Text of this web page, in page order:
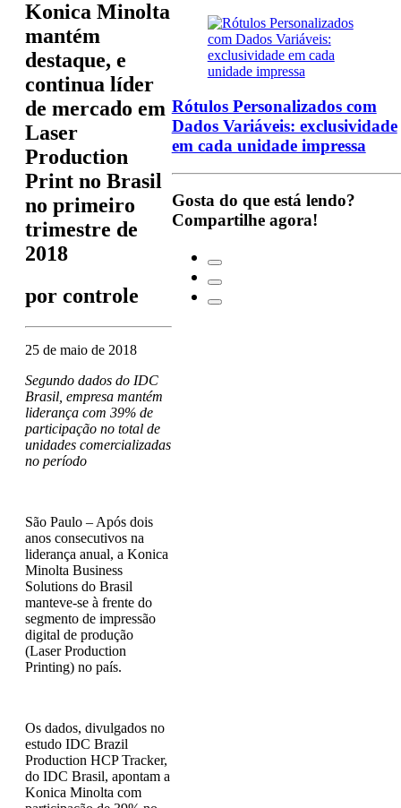
Konica Minolta
mantém
destaque, e
continua líder
de mercado em
Laser
Production
Print no Brasil
no primeiro
trimestre de
2018
por controle
25 de maio de 2018
Segundo dados do IDC
Brasil, empresa mantém
liderança com 39% de
participação no total de
unidades comercializadas
no período
São Paulo – Após dois
anos consecutivos na
liderança anual, a Konica
Minolta Business
Solutions do Brasil
manteve-se à frente do
segmento de impressão
digital de produção
(Laser Production
Printing) no país.
Os dados, divulgados no
estudo IDC Brazil
Production HCP Tracker,
do IDC Brasil, apontam a
Konica Minolta com
Rótulos Personalizados com
Dados Variáveis: exclusividade
em cada unidade impressa
Gosta do que está lendo?
Compartilhe agora!